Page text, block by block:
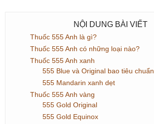
NỘI DUNG BÀI VIẾT
Thuốc 555 Anh là gì?
Thuốc 555 Anh có những loại nào?
Thuốc 555 Anh xanh
555 Blue và Original bao tiêu chuẩn
555 Mandarin xanh dẹt
Thuốc 555 Anh vàng
555 Gold Original
555 Gold Equinox